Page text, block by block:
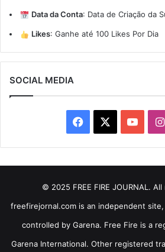
Data da Conta: Data de Criação da
Likes: Ganhe até 100 Likes Por Dia
SOCIAL MEDIA
Facebook
© 2025 FREE FIRE JOURNAL.
freefirejornal.com is an independent
controlled by Garena. Free Fire is a
Garena International. Other registered